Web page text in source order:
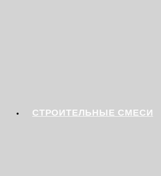
СТРОИТЕЛЬНЫЕ СМЕСИ